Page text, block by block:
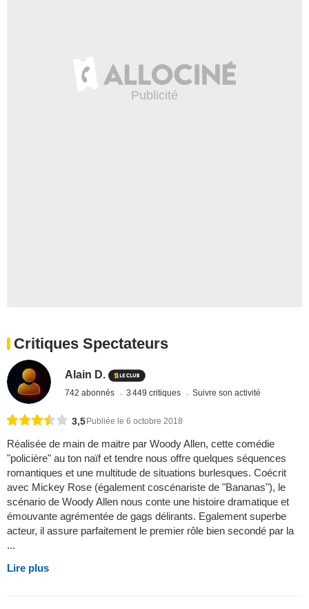
Critiques Spectateurs
Alain D.
742 abonnés 3 449 critiques Suivre son activité
3,5 Publiée le 6 octobre 2018
Réalisée de main de maitre par Woody Allen, cette comédie
"policière" au ton naïf et tendre nous offre quelques séquences
romantiques et une multitude de situations burlesques. Coécrit
avec Mickey Rose (également coscénariste de "Bananas"), le
scénario de Woody Allen nous conte une histoire dramatique et
émouvante agrémentée de gags délirants. Egalement superbe
acteur, il assure parfaitement le premier rôle bien secondé par la
...
Lire plus